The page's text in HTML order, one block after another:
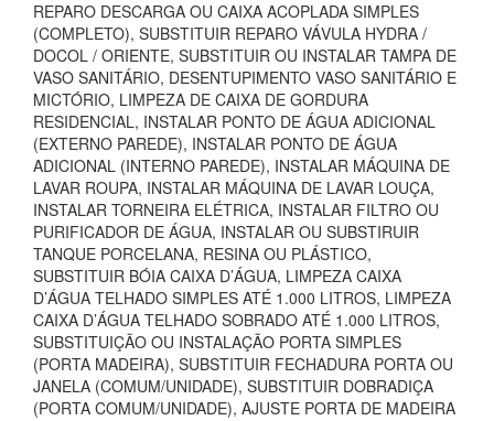
REPARO DESCARGA OU CAIXA ACOPLADA SIMPLES
(COMPLETO), SUBSTITUIR REPARO VÁVULA HYDRA /
DOCOL / ORIENTE, SUBSTITUIR OU INSTALAR TAMPA DE
VASO SANITÁRIO, DESENTUPIMENTO VASO SANITÁRIO E
MICTÓRIO, LIMPEZA DE CAIXA DE GORDURA
RESIDENCIAL, INSTALAR PONTO DE ÁGUA ADICIONAL
(EXTERNO PAREDE), INSTALAR PONTO DE ÁGUA
ADICIONAL (INTERNO PAREDE), INSTALAR MÁQUINA DE
LAVAR ROUPA, INSTALAR MÁQUINA DE LAVAR LOUÇA,
INSTALAR TORNEIRA ELÉTRICA, INSTALAR FILTRO OU
PURIFICADOR DE ÁGUA, INSTALAR OU SUBSTIRUIR
TANQUE PORCELANA, RESINA OU PLÁSTICO,
SUBSTITUIR BÓIA CAIXA D’ÁGUA, LIMPEZA CAIXA
D’ÁGUA TELHADO SIMPLES ATÉ 1.000 LITROS, LIMPEZA
CAIXA D’ÁGUA TELHADO SOBRADO ATÉ 1.000 LITROS,
SUBSTITUIÇÃO OU INSTALAÇÃO PORTA SIMPLES
(PORTA MADEIRA), SUBSTITUIR FECHADURA PORTA OU
JANELA (COMUM/UNIDADE), SUBSTITUIR DOBRADIÇA
(PORTA COMUM/UNIDADE), AJUSTE PORTA DE MADEIRA